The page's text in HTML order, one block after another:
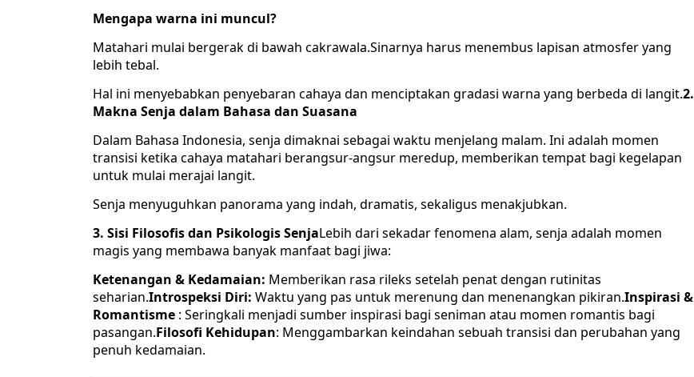
Mengapa warna ini muncul?
Matahari mulai bergerak di bawah cakrawala.Sinarnya harus menembus lapisan atmosfer yang
lebih tebal.
Hal ini menyebabkan penyebaran cahaya dan menciptakan gradasi warna yang berbeda di langit.2.
Makna Senja dalam Bahasa dan Suasana
Dalam Bahasa Indonesia, senja dimaknai sebagai waktu menjelang malam. Ini adalah momen
transisi ketika cahaya matahari berangsur-angsur meredup, memberikan tempat bagi kegelapan
untuk mulai merajai langit.
Senja menyuguhkan panorama yang indah, dramatis, sekaligus menakjubkan.
3. Sisi Filosofis dan Psikologis SenjaLebih dari sekadar fenomena alam, senja adalah momen
magis yang membawa banyak manfaat bagi jiwa:
Ketenangan & Kedamaian: Memberikan rasa rileks setelah penat dengan rutinitas
seharian.Introspeksi Diri: Waktu yang pas untuk merenung dan menenangkan pikiran.Inspirasi &
Romantisme : Seringkali menjadi sumber inspirasi bagi seniman atau momen romantis bagi
pasangan.Filosofi Kehidupan: Menggambarkan keindahan sebuah transisi dan perubahan yang
penuh kedamaian.